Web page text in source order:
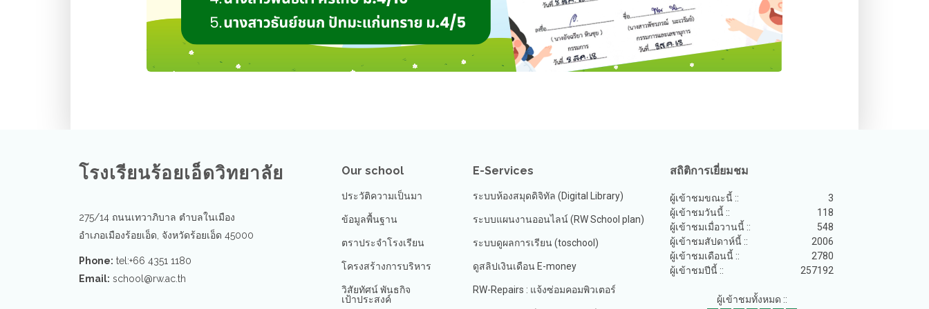
โรงเรียนร้อยเอ็ดวิทยาลัย
275/14 ถนนเทวาภิบาล ตำบลในเมือง
อำเภอเมืองร้อยเอ็ด, จังหวัดร้อยเอ็ด 45000
Phone: tel:+66 4351 1180
Email: school@rw.ac.th
Our school
ประวัติความเป็นมา
ข้อมูลพื้นฐาน
ตราประจำโรงเรียน
โครงสร้างการบริหาร
วิสัยทัศน์ พันธกิจ
เป้าประสงค์
E-Services
ระบบห้องสมุดดิจิทัล (Digital Library)
ระบบแผนงานออนไลน์ (RW School plan)
ระบบดูผลการเรียน (toschool)
ดูสลิปเงินเดือน E-money
RW-Repairs : แจ้งซ่อมคอมพิวเตอร์
สถิติการเยี่ยมชม
ผู้เข้าชมขณะนี้ ::
3
ผู้เข้าชมวันนี้ ::
118
ผู้เข้าชมเมื่อวานนี้ ::
548
ผู้เข้าชมสัปดาห์นี้ ::
2006
ผู้เข้าชมเดือนนี้ ::
2780
ผู้เข้าชมปีนี้ ::
257192
ผู้เข้าชมทั้งหมด ::